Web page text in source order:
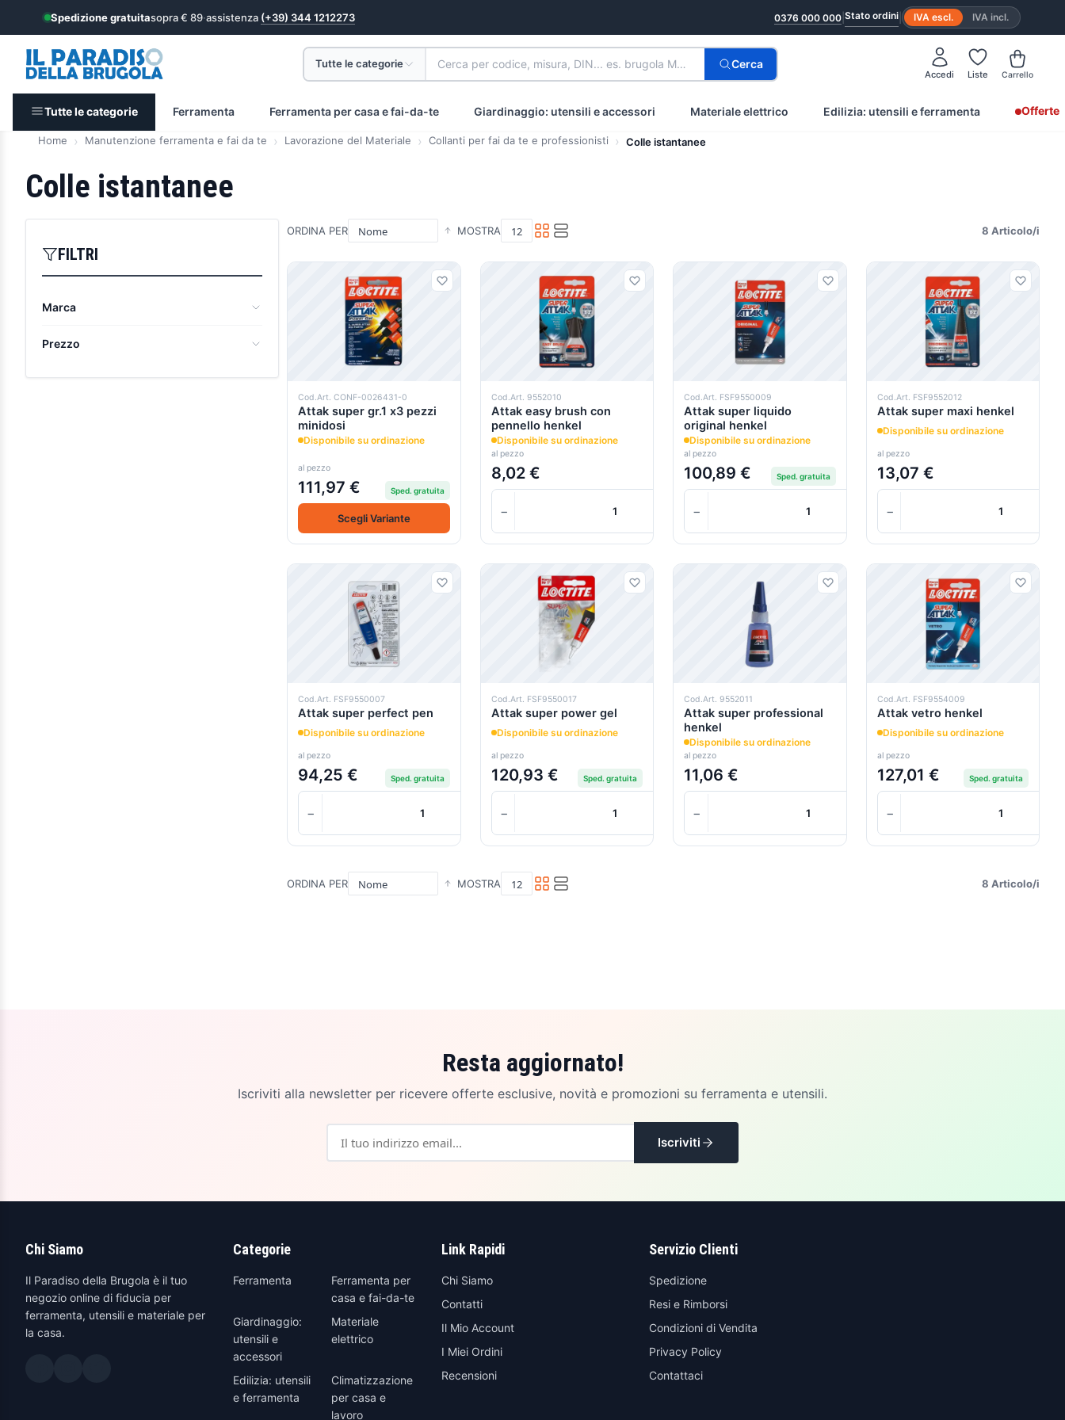
Spedizione gratuitasopra € 89·assistenza (+39) 344 1212273 0376 000 000 Stato ordini IVA escl. IVA incl.
Tutte le categorie Cerca per codice, misura, DIN... es. brugola M8 inox Cerca
Accedi Liste Carrello
Tutte le categorie Ferramenta Ferramenta per casa e fai-da-te Giardinaggio: utensili e accessori Materiale elettrico Edilizia: utensili e ferramenta Offerte
Home Manutenzione ferramenta e fai da te Lavorazione del Materiale Collanti per fai da te e professionisti Colle istantanee
Colle istantanee
FILTRI
Marca
Prezzo
0,00 € - 99,99 € (4)
ORDINA PER MOSTRA 8 Articolo/i
Prodotti
Cod.Art. CONF-0026431-0
Attak super gr.1 x3 pezzi
minidosi
Disponibile su ordinazione
al pezzo
111,97 € Sped. gratuita
Scegli Variante
Cod.Art. 9552010
Attak easy brush con
pennello henkel
Disponibile su ordinazione
al pezzo
8,02 €
−
Cod.Art. FSF9550009
Attak super liquido
original henkel
Disponibile su ordinazione
al pezzo
100,89 € Sped. gratuita
−
Cod.Art. FSF9552012
Attak super maxi henkel
Disponibile su ordinazione
al pezzo
13,07 €
−
Cod.Art. FSF9550007
Attak super perfect pen
Disponibile su ordinazione
al pezzo
94,25 € Sped. gratuita
−
Cod.Art. FSF9550017
Attak super power gel
Disponibile su ordinazione
al pezzo
120,93 € Sped. gratuita
−
Cod.Art. 9552011
Attak super professional
henkel
Disponibile su ordinazione
al pezzo
11,06 €
−
Cod.Art. FSF9554009
Attak vetro henkel
Disponibile su ordinazione
al pezzo
127,01 € Sped. gratuita
−
ORDINA PER MOSTRA 8 Articolo/i
Resta aggiornato!
Iscriviti alla newsletter per ricevere offerte esclusive, novità e promozioni su ferramenta e utensili.
Iscriviti
Chi Siamo
Il Paradiso della Brugola è il tuo
negozio online di fiducia per
ferramenta, utensili e materiale per
la casa.
Categorie
Ferramenta
Ferramenta per
casa e fai-da-te
Giardinaggio:
utensili e
accessori
Materiale
elettrico
Edilizia: utensili
e ferramenta
Climatizzazione
per casa e
lavoro
Link Rapidi
Chi Siamo
Contatti
Il Mio Account
I Miei Ordini
Recensioni
Servizio Clienti
Spedizione
Resi e Rimborsi
Condizioni di Vendita
Privacy Policy
Contattaci